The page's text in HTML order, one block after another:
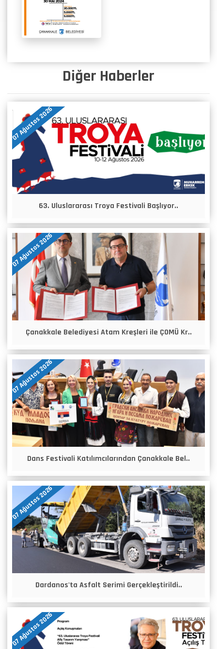
Diğer Haberler
07 Ağustos 2026
63. Uluslararası Troya Festivali Başlıyor..
07 Ağustos 2026
Çanakkale Belediyesi Atam Kreşleri ile ÇOMÜ Kr..
07 Ağustos 2026
Dans Festivali Katılımcılarından Çanakkale Bel..
07 Ağustos 2026
Dardanos'ta Asfalt Serimi Gerçekleştirildi..
07 Ağustos 2026